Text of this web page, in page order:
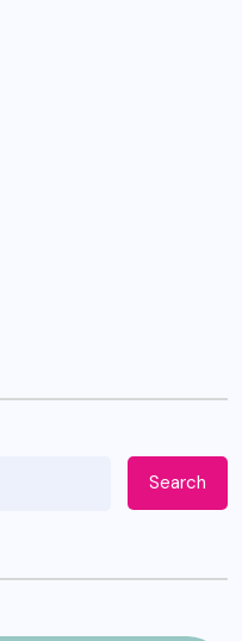
Search